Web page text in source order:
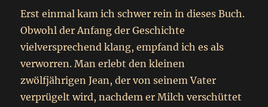
Erst einmal kam ich schwer rein in dieses Buch.
Obwohl der Anfang der Geschichte
vielversprechend klang, empfand ich es als
verworren. Man erlebt den kleinen
zwölfjährigen Jean, der von seinem Vater
verprügelt wird, nachdem er Milch verschüttet